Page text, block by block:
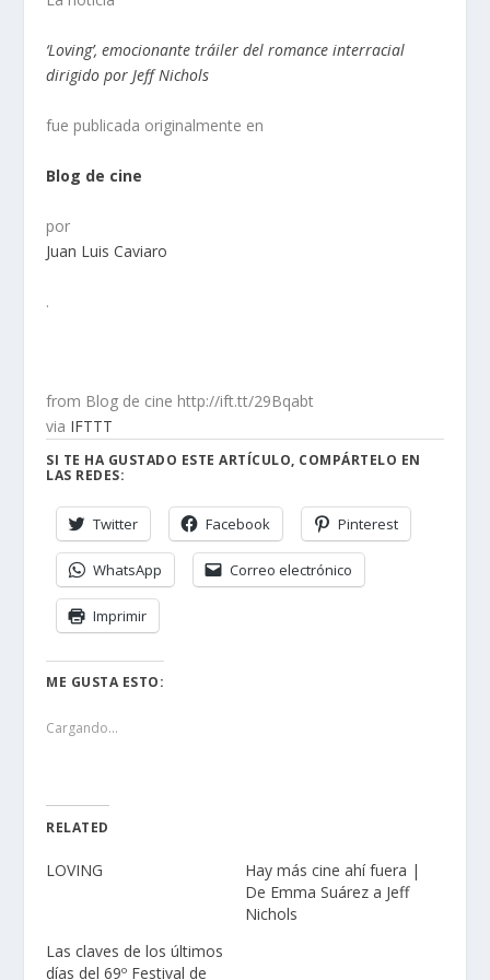
‘Loving’, emocionante tráiler del romance interracial
dirigido por Jeff Nichols
fue publicada originalmente en
Blog de cine
por
Juan Luis Caviaro
.
from Blog de cine http://ift.tt/29Bqabt
via IFTTT
SI TE HA GUSTADO ESTE ARTÍCULO, COMPÁRTELO EN
LAS REDES:
Twitter Facebook Pinterest
WhatsApp Correo electrónico
Imprimir
ME GUSTA ESTO:
Cargando...
RELATED
LOVING
Hay más cine ahí fuera |
De Emma Suárez a Jeff
Nichols
Las claves de los últimos
días del 69º Festival de